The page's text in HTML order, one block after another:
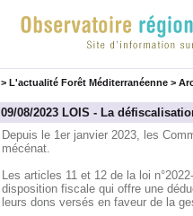
> L'actualité Forêt Méditerranéenne>
09/08/2023 LOIS - La
Depuis le 1er janvier 2023, les
mécénat.
Les articles 11 et 12 de la loi
disposition fiscale qui offre une
leurs dons versés en faveur de la